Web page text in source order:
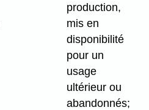
production,
mis en
disponibilité
pour un
usage
ultérieur ou
abandonnés;